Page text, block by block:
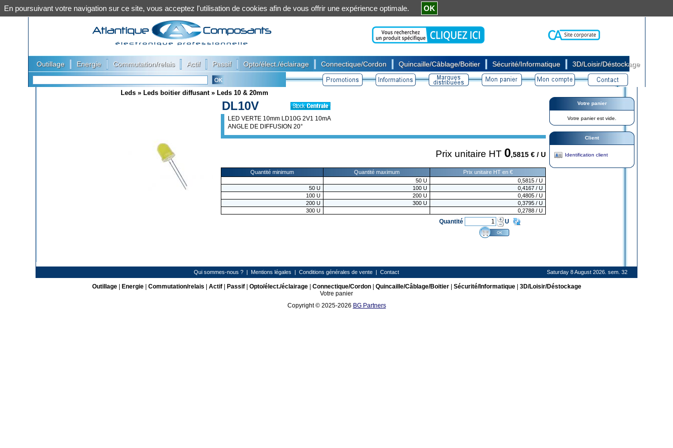
Outillage Energie Commutation/relais Actif Passif Opto/élect./éclairage Connectique/Cordon Quincaille/Câblage/Boitier Sécurité/Informatique 3D/Loisir/Déstockage
Leds » Leds boitier diffusant» Leds 10 & 20mm
DL10V
LED VERTE 10mm LD10G 2V1 10mA
ANGLE DE DIFFUSION 20°
Prix unitaire HT 0,5815 € / U
Quantité minimum Quantité maximum
Prix unitaire HT en €
50 U 0,5815 / U
50 U 100 U 0,4167 / U
100 U 200 U 0,4805 / U
200 U 300 U 0,3795 / U
300 U 0,2788 / U
Quantité U
Votre panier
Votre panier est vide.
Client
Identification client
Qui sommes-nous ?| Mentions légales | Conditions générales de vente| Contact Saturday 8 August 2026. sem. 32
Outillage| Energie| Commutation/relais Actif| Passif| Opto/élect./éclairage| Connectique/Cordon| Quincaille/Câblage/Boitier| Sécurité/Informatique| 3D/Loisir/Déstockage
Votre panier
Copyright © 2025-2026 BG Partners
En poursuivant votre navigation sur ce site, vous acceptez l'utilisation de cookies afin de vous offrir une expérience optimale. OK